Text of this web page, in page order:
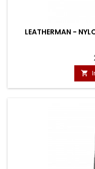
LEATHERMAN -
